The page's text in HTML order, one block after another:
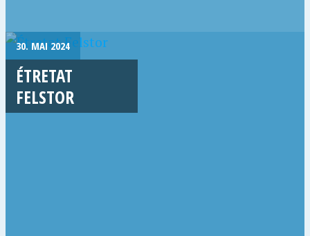
30. MAI 2024
ÉTRETAT
FELSTOR